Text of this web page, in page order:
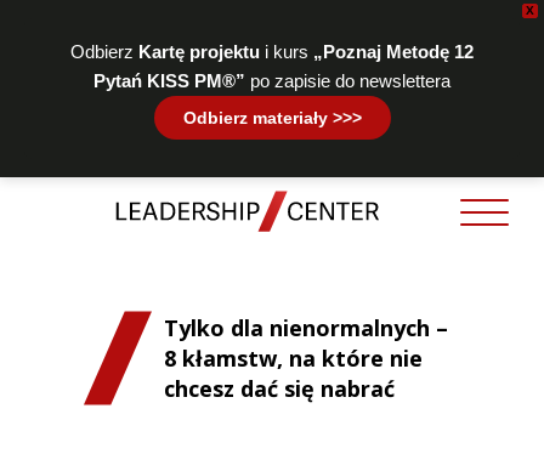
X
Odbierz Kartę projektu i kurs „Poznaj Metodę 12
Pytań KISS PM®” po zapisie do newslettera
Odbierz materiały >>>
Tylko dla nienormalnych –
8 kłamstw, na które nie
chcesz dać się nabrać